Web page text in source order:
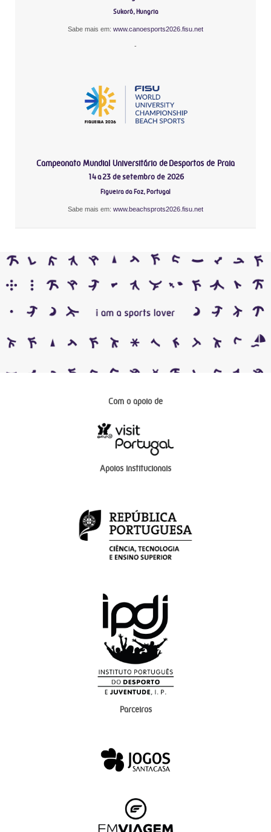
Sukoró, Hungria
Sabe mais em: www.canoesports2026.fisu.net
-
Campeonato Mundial Universitário de Desportos de Praia
14 a 23 de setembro de 2026
Figueira da Foz, Portugal
Sabe mais em: www.beachsprots2026.fisu.net
Com o apoio de
Apoios institucionais
Parceiros